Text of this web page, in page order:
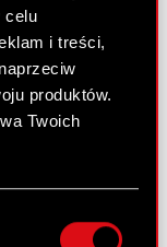
celu
i treści,
produktów.
Twoich
bieżące
z siedzibą w